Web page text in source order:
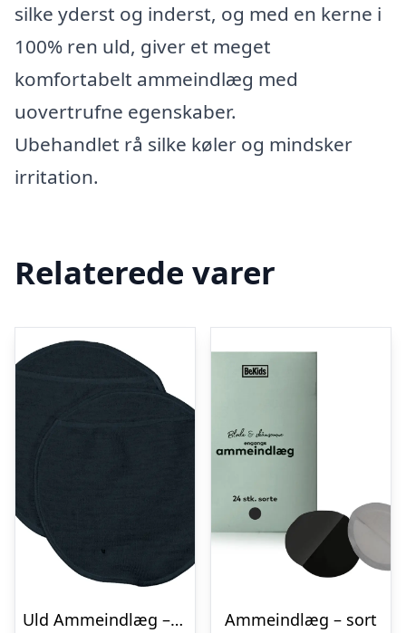
silke yderst og inderst, og med en kerne i
100% ren uld, giver et meget
komfortabelt ammeindlæg med
uovertrufne egenskaber.
Ubehandlet rå silke køler og mindsker
irritation.
Relaterede varer
Uld Ammeindlæg – Sort – S/M
Ammeindlæg – sort